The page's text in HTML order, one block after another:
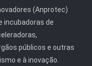
(Anprotec)
incubadoras de
públicos e outras
e à inovação.